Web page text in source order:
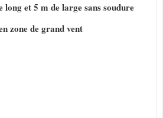
long et 5 m de large sans soudure
zone de grand vent